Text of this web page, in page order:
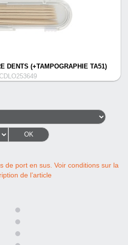
DENTS (+TAMPOGRAPHIE TA51)
CDLO253649
OK
de port en sus. Voir conditions sur la
de l’article